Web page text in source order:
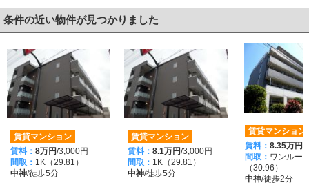
条件の近い物件が見つかりました
賃貸マンション
賃料： 8万円/3,000円
間取： 1K（29.81）
中神/徒歩5分
賃貸マンション
賃料： 8.1万円/3,000円
間取： 1K（29.81）
中神/徒歩5分
賃貸マンション
賃料： 8.35万円
間取： ワンルー
（30.96）
中神/徒歩2分